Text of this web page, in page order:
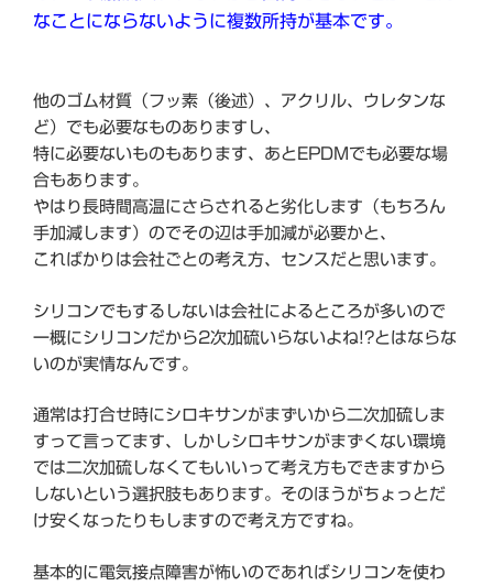
なことにならないように複数所持が基本です。
他のゴム材質（フッ素（後述）、アクリル、ウレタンな
ど）でも必要なものありますし、
特に必要ないものもあります、あとEPDMでも必要な場
合もあります。
やはり長時間高温にさらされると劣化します（もちろん
手加減します）のでその辺は手加減が必要かと、
こればかりは会社ごとの考え方、センスだと思います。
シリコンでもするしないは会社によるところが多いので
一概にシリコンだから2次加硫いらないよね!?とはならな
いのが実情なんです。
通常は打合せ時にシロキサンがまずいから二次加硫しま
すって言ってます、しかしシロキサンがまずくない環境
では二次加硫しなくてもいいって考え方もできますから
しないという選択肢もあります。そのほうがちょっとだ
け安くなったりもしますので考え方ですね。
基本的に電気接点障害が怖いのであればシリコンを使わ